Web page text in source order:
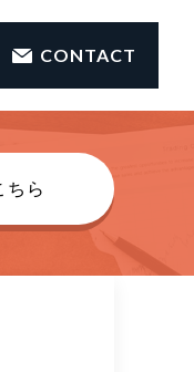
CONTACT
ちら